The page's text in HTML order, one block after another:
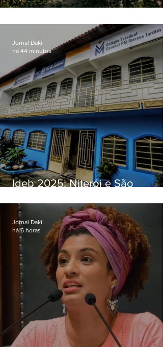
Ideb 2025: Niterói e São
distintos no ensino médio; veja
Jornal Daki
há 44 minutos
Jornal Daki
há 6 horas